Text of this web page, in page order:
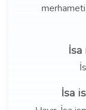
İsa